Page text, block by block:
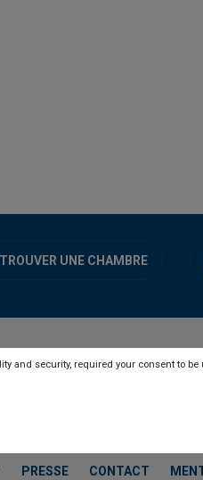
and security, required your consent to
TROUVER UNE CHAMBRE
PRESSE CONTACT